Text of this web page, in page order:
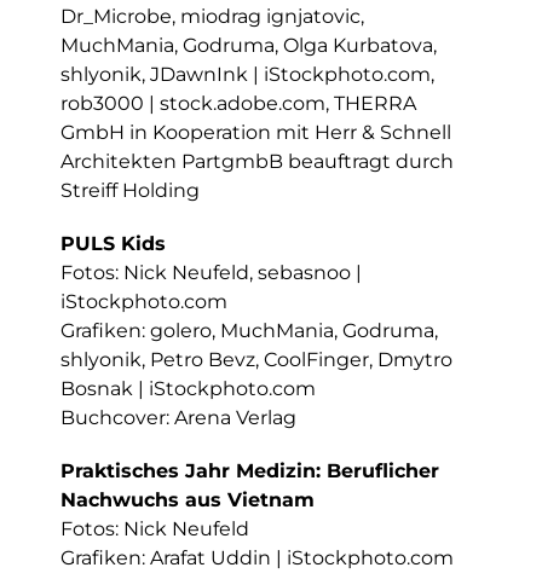
Dr_Microbe, miodrag ignjatovic,
MuchMania, Godruma, Olga Kurbatova,
shlyonik, JDawnInk | iStockphoto.com,
rob3000 | stock.adobe.com, THERRA
GmbH in Kooperation mit Herr & Schnell
Architekten PartgmbB beauftragt durch
Streiff Holding
PULS Kids
Fotos: Nick Neufeld, sebasnoo |
iStockphoto.com
Grafiken: golero, MuchMania, Godruma,
shlyonik, Petro Bevz, CoolFinger, Dmytro
Bosnak | iStockphoto.com
Buchcover: Arena Verlag
Praktisches Jahr Medizin: Beruflicher
Nachwuchs aus Vietnam
Fotos: Nick Neufeld
Grafiken: Arafat Uddin | iStockphoto.com